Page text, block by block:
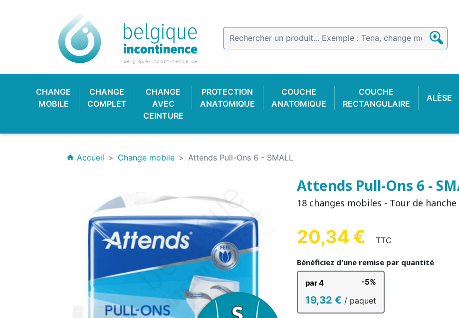
CHANGE
MOBILE
CHANGE
COMPLET
CHANGE
AVEC
CEINTURE
PROTECTION
ANATOMIQUE
PROTECTION
ANATOMIQUE FEMME
PROTECTION
ANATOMIQUE HOMME
COUCHE
ANATOMIQUE
COUCHE
RECTANGULAIRE
ALÈSE
CULOTTE PLASTIQUE CULOTTE COTON
MAILLOT DE BAIN PYJAMA BODY
HYGIÈNE & SOIN BAVOIR
AIDE À LA CONTINENCE
DÉTACHANT &
DÉSODORISANT
DÉSINFECTION MAINS ET
SURFACES
CHANGE CLASSIQUE CHANGE FACILE
ENFANT
LANGE PISCINE ENFANT MAILLOT DE BAIN ENFANT
COUCHE LAVABLE
home Accueil Change mobile Attends Pull-Ons 6 - SMALL
Attends Pull-Ons 6 -
18 changes mobiles - Tour de hanche
20,34 € TTC
Bénéficiez d'une remise par quantité
par 4 -5%
19,32 € / paquet